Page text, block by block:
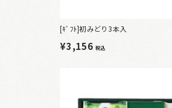
[ｷﾞﾌﾄ]初みどり3本入
¥3,156税込